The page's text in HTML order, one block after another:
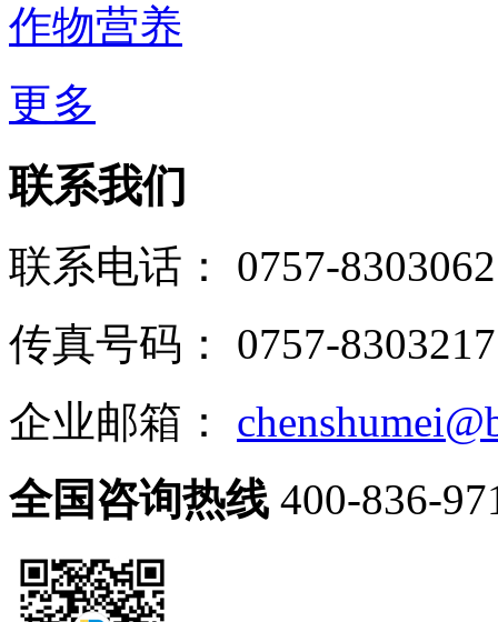
作物营养
更多
联系我们
联系电话： 0757-
传真号码： 0757-
企业邮箱：
全国咨询热线 400-836-